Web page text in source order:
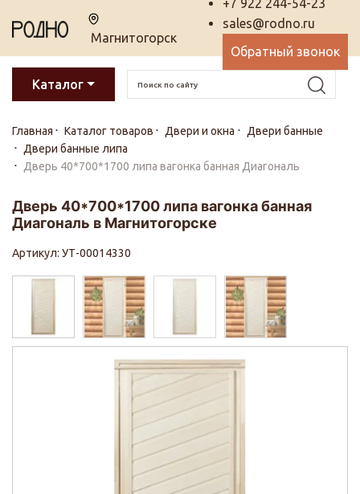
Магнитогорск
+7 922 244-54-23
sales@rodno.ru
Обратный звонок
Каталог
Главная Каталог товаров Двери и окна
Двери банные
Двери банные липа
Дверь 40*700*1700 липа вагонка банная Диагональ
Дверь 40*700*1700 липа вагонка банная
Диагональ в Магнитогорске
Артикул: УТ-00014330